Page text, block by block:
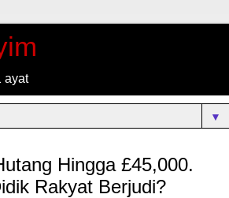
ayat
▼
Hingga £45,000.
Rakyat Berjudi?